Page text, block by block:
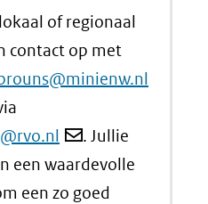
of regionaal
contact op met
. Jullie
een waardevolle
een zo goed